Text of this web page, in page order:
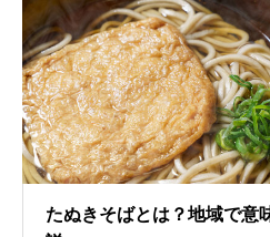
たぬきそばとは？地域で意